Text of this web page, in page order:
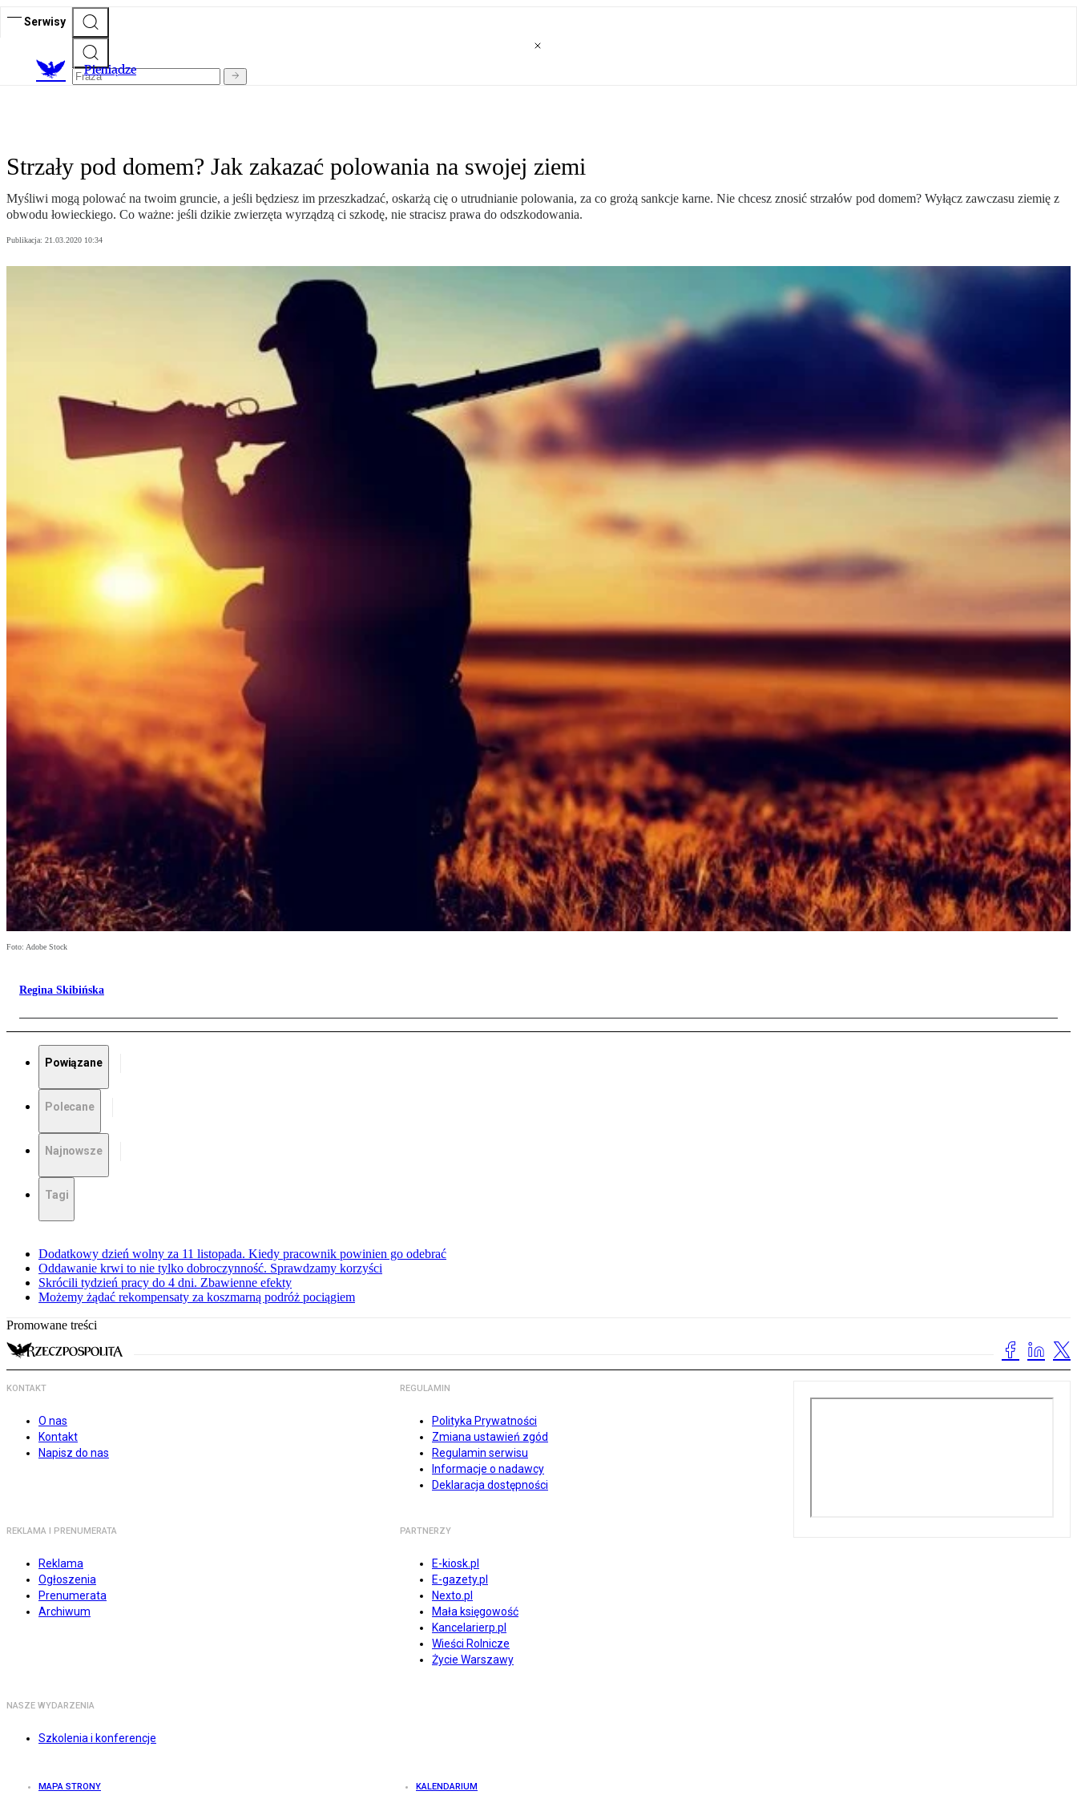
Serwisy
Pieniądze
Strzały pod domem? Jak zakazać polowania na swojej ziemi
Myśliwi mogą polować na twoim gruncie, a jeśli będziesz im przeszkadzać, oskarżą cię o utrudnianie polowania, za co grożą sankcje karne. Nie chcesz znosić strzałów pod domem? Wyłącz zawczasu ziemię z
obwodu łowieckiego. Co ważne: jeśli dzikie zwierzęta wyrządzą ci szkodę, nie stracisz prawa do odszkodowania.
Publikacja: 21.03.2020 10:34
Foto: Adobe Stock
Regina Skibińska
Powiązane
Polecane
Najnowsze
Tagi
Dodatkowy dzień wolny za 11 listopada. Kiedy pracownik powinien go odebrać
Oddawanie krwi to nie tylko dobroczynność. Sprawdzamy korzyści
Skrócili tydzień pracy do 4 dni. Zbawienne efekty
Możemy żądać rekompensaty za koszmarną podróż pociągiem
Promowane treści
KONTAKT
O nas
Kontakt
Napisz do nas
REGULAMIN
Polityka Prywatności
Zmiana ustawień zgód
Regulamin serwisu
Informacje o nadawcy
Deklaracja dostępności
REKLAMA I PRENUMERATA
Reklama
Ogłoszenia
Prenumerata
Archiwum
PARTNERZY
E-kiosk.pl
E-gazety.pl
Nexto.pl
Mała księgowość
Kancelarierp.pl
Wieści Rolnicze
Życie Warszawy
NASZE WYDARZENIA
Szkolenia i konferencje
MAPA STRONY KALENDARIUM